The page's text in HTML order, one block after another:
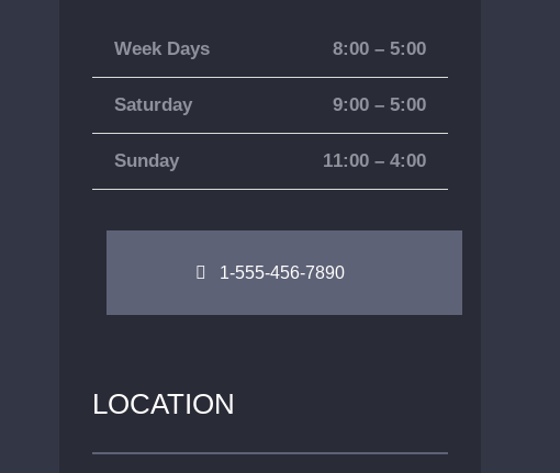
Week Days 8:00 – 5:00
Saturday 9:00 – 5:00
Sunday 11:00 – 4:00
1-555-456-7890
LOCATION